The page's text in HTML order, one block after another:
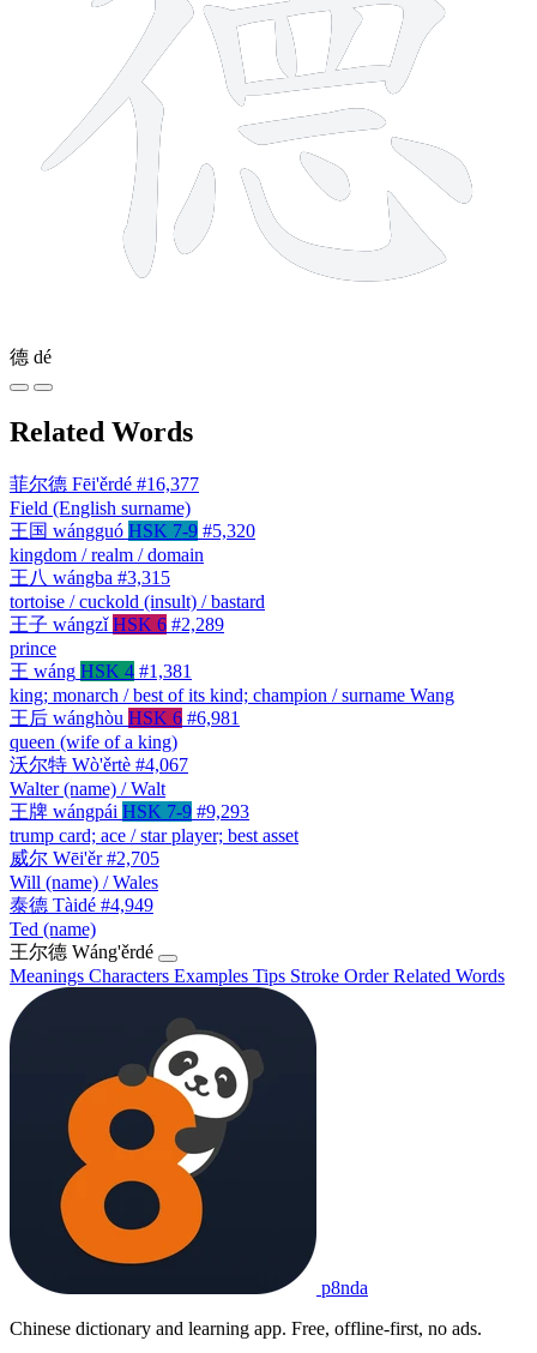
德 dé
Related Words
菲尔德 Fēi'ěrdé #16,377
Field (English surname)
王国 wángguó HSK 7-9 #5,320
kingdom / realm / domain
王八 wángba #3,315
tortoise / cuckold (insult) / bastard
王子 wángzǐ HSK 6 #2,289
prince
王 wáng HSK 4 #1,381
king; monarch / best of its kind; champion / surname Wang
王后 wánghòu HSK 6 #6,981
queen (wife of a king)
沃尔特 Wò'ěrtè #4,067
Walter (name) / Walt
王牌 wángpái HSK 7-9 #9,293
trump card; ace / star player; best asset
威尔 Wēi'ěr #2,705
Will (name) / Wales
泰德 Tàidé #4,949
Ted (name)
王尔德 Wáng'ěrdé
Meanings Characters Examples Tips Stroke OrderRelated Words
p8nda
Chinese dictionary and learning app. Free, offline-first, no ads.